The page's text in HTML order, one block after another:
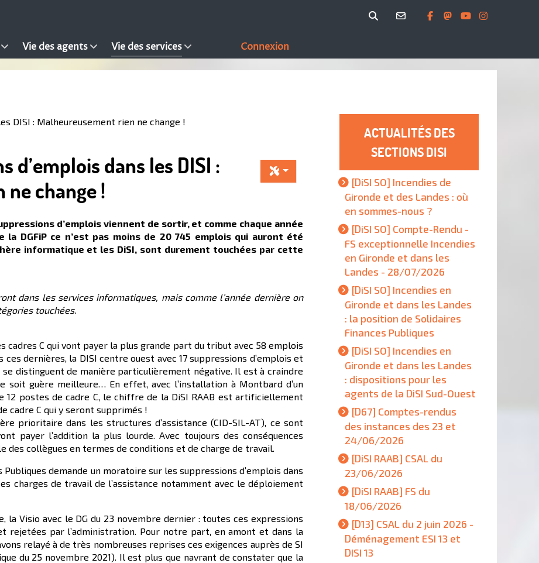
Vie des agents Vie des services Connexion
DISI : Malheureusement rien ne change !
d’emplois dans les DISI :
change !
d’emplois viennent de sortir, et comme chaque année
DGFiP ce n’est pas moins de 20 745 emplois qui auront été
informatique et les DiSI, sont durement touchées par cette
dans les services informatiques, mais comme l’année dernière on
touchées.
cadres C qui vont payer la plus grande part du tribut avec 58 emplois
ces dernières, la DISI centre ouest avec 17 suppressions d’emplois et
se distinguent de manière particulièrement négative. Il est à craindre
soit guère meilleure… En effet, avec l’installation à Montbard d’un
postes de cadre C, le chiffre de la DiSI RAAB est artificiellement
cadre C qui y seront supprimés !
prioritaire dans les structures d’assistance (CID-SIL-AT), ce sont
payer l’addition la plus lourde. Avec toujours des conséquences
des collègues en termes de conditions et de charge de travail.
Publiques demande un moratoire sur les suppressions d’emplois dans
charges de travail de l’assistance notamment avec le déploiement
la Visio avec le DG du 23 novembre dernier : toutes ces expressions
rejetées par l’administration. Pour notre part, en amont et dans la
relayé à de très nombreuses reprises ces exigences auprès de SI
du 25 novembre 2021). Il est plus que navrant de constater que la
ACTUALITÉS DES
SECTIONS DISI
[DiSI SO] Incendies de
Gironde et des Landes : où
en sommes-nous ?
[DiSI SO] Compte-Rendu -
FS exceptionnelle Incendies
en Gironde et dans les
Landes - 28/07/2026
[DiSI SO] Incendies en
Gironde et dans les Landes
: la position de Solidaires
Finances Publiques
[DiSI SO] Incendies en
Gironde et dans les Landes
: dispositions pour les
agents de la DiSI Sud-Ouest
[D67] Comptes-rendus
des instances des 23 et
24/06/2026
[DiSI RAAB] CSAL du
23/06/2026
[DiSI RAAB] FS du
18/06/2026
[D13] CSAL du 2 juin 2026 -
Déménagement ESI 13 et
DISI 13